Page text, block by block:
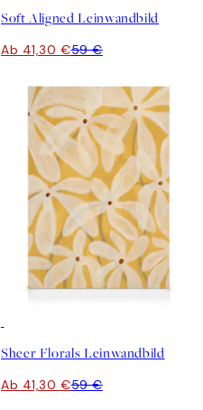
Soft Aligned Leinwandbild
Ab 41,30 €59 €
Sheer Florals Leinwandbild
Ab 41,30 €59 €